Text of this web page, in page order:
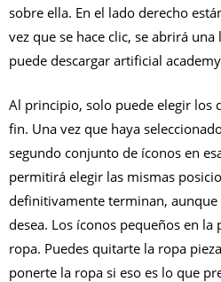
sobre ella. En el lado derecho
vez que se hace clic, se abrirá
puede descargar artificial
Al principio, solo puede elegir los
fin. Una vez que haya
segundo conjunto de íconos en
permitirá elegir las mismas
definitivamente terminan,
desea. Los íconos pequeños en
ropa. Puedes quitarte la ropa
ponerte la ropa si eso es lo que